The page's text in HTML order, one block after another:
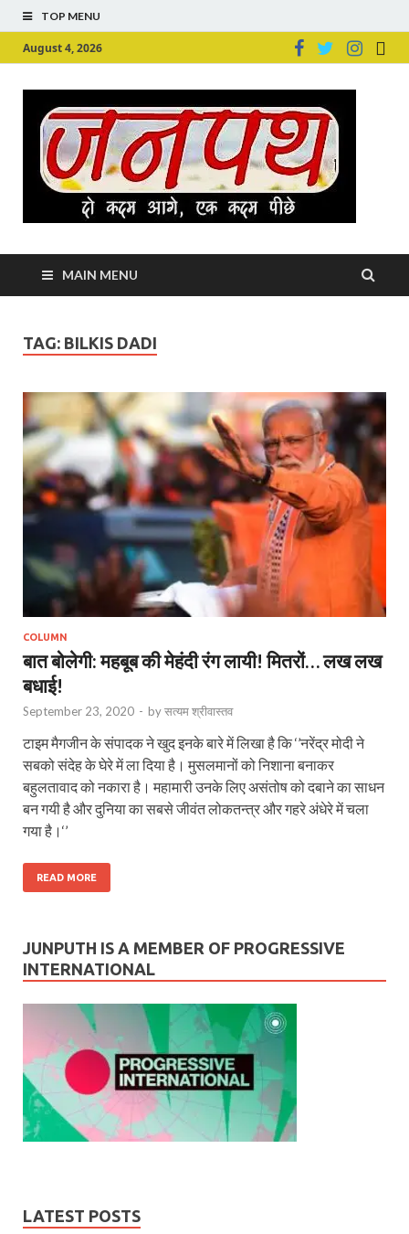
TOP MENU
August 4, 2026
MAIN MENU
TAG: BILKIS DADI
COLUMN
बात बोलेगी: महबूब की मेहंदी रंग लायी! मितरों… लख लख
बधाई!
September 23, 2020 - byसत्यम श्रीवास्तव
टाइम मैगजीन के संपादक ने खुद इनके बारे में लिखा है कि ‘’नरेंद्र मोदी ने
सबको संदेह के घेरे में ला दिया है। मुसलमानों को निशाना बनाकर
बहुलतावाद को नकारा है। महामारी उनके लिए असंतोष को दबाने का साधन
बन गयी है और दुनिया का सबसे जीवंत लोकतन्त्र और गहरे अंधेरे में चला
गया है।‘’
READ MORE
JUNPUTH IS A MEMBER OF PROGRESSIVE
INTERNATIONAL
LATEST POSTS